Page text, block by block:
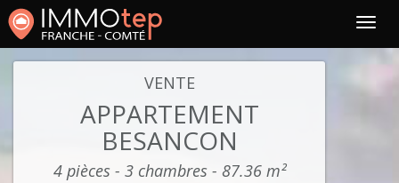
VENTE
APPARTEMENT
BESANCON
4 pièces - 3 chambres - 87.36 m²